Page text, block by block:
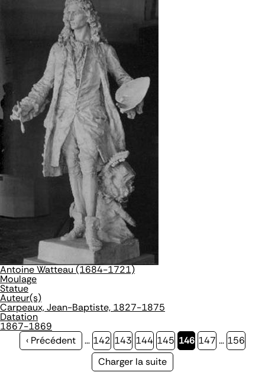
Antoine Watteau (1684-1721)
Moulage
Statue
Auteur(s)
Carpeaux, Jean-Baptiste, 1827-1875
Datation
1867-1869
Page
‹ Précédent … Page
142 Page
143 Page
144 Page
145 Page
146 Page
147 … Page
156
Page
Charger la suite